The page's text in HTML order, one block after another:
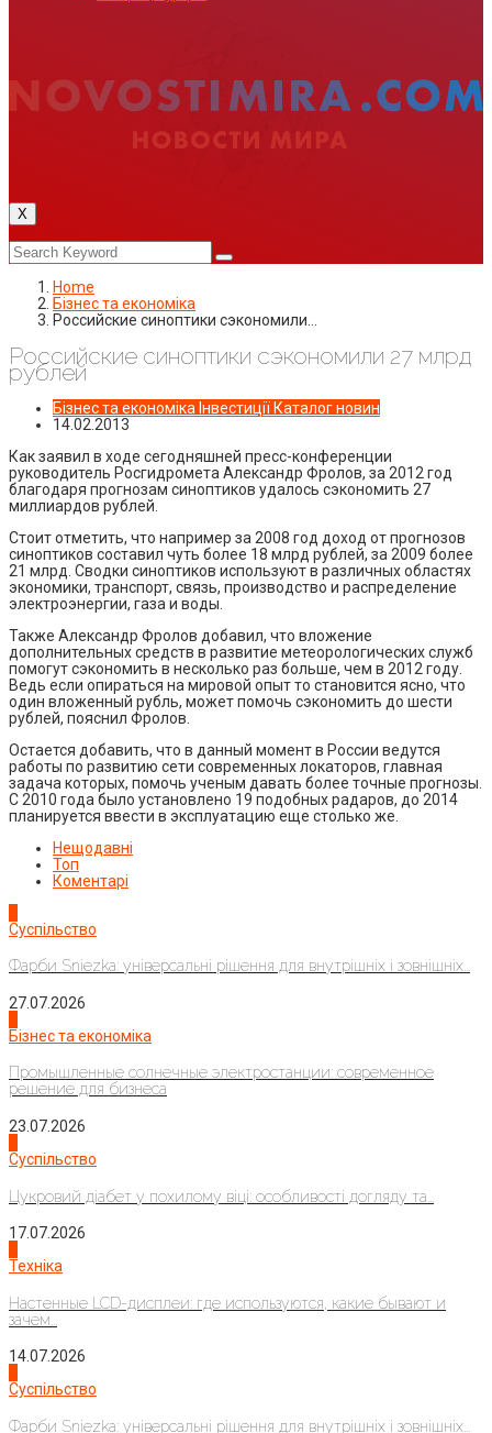
X
Home
Бізнес та економіка
Российские синоптики сэкономили…
Российские синоптики сэкономили 27 млрд
рублей
Бізнес та економіка ІнвестиціїКаталог новин
14.02.2013
Как заявил в ходе сегодняшней пресс-конференции
руководитель Росгидромета Александр Фролов, за 2012 год
благодаря прогнозам синоптиков удалось сэкономить 27
миллиардов рублей.
Стоит отметить, что например за 2008 год доход от прогнозов
синоптиков составил чуть более 18 млрд рублей, за 2009 более
21 млрд. Сводки синоптиков используют в различных областях
экономики, транспорт, связь, производство и распределение
электроэнергии, газа и воды.
Также Александр Фролов добавил, что вложение
дополнительных средств в развитие метеорологических служб
помогут сэкономить в несколько раз больше, чем в 2012 году.
Ведь если опираться на мировой опыт то становится ясно, что
один вложенный рубль, может помочь сэкономить до шести
рублей, пояснил Фролов.
Остается добавить, что в данный момент в России ведутся
работы по развитию сети современных локаторов, главная
задача которых, помочь ученым давать более точные прогнозы.
С 2010 года было установлено 19 подобных радаров, до 2014
планируется ввести в эксплуатацию еще столько же.
Нещодавні
Топ
Коментарі
Суспільство
Фарби Sniezka: універсальні рішення для внутрішніх і зовнішніх...
27.07.2026
Бізнес та економіка
Промышленные солнечные электростанции: современное
решение для бизнеса
23.07.2026
Суспільство
Цукровий діабет у похилому віці: особливості догляду та...
17.07.2026
Техніка
Настенные LCD-дисплеи: где используются, какие бывают и
зачем...
14.07.2026
Суспільство
Фарби Sniezka: універсальні рішення для внутрішніх і зовнішніх...